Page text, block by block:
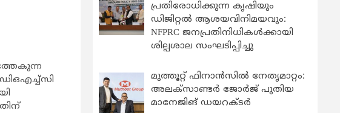
പ്രതിരോധിക്കുന്ന കൃഷിയും
ഡിജിറ്റൽ ആശയവിനിമയവും:
NFPRC ജനപ്രതിനിധികൾക്കായി
ശില്പശാല സംഘടിപ്പിച്ചു
മുത്തൂറ്റ് ഫിനാൻസിൽ നേതൃമാറ്റം:
അലക്സാണ്ടർ ജോർജ് പുതിയ
മാനേജിങ് ഡയറക്ടർ